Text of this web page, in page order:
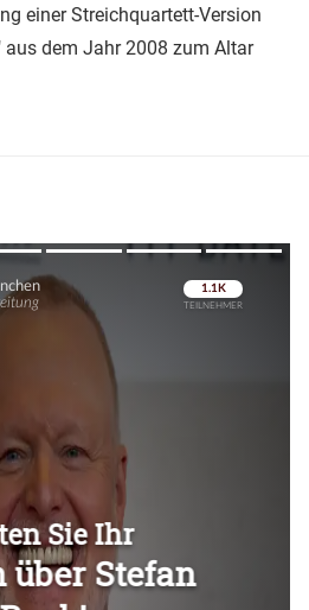
einer Streichquartett-Version
aus dem Jahr 2008 zum Altar
Überspringen
Überspringen